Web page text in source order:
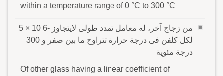
within a temperature range of 0 °C to 300 °C
من زجاج آخر، له معامل تمدد طولى لايتجاوز -6 10 × 5
لكل كلفن فى درجة حرارة تتراوح ما بين صفر و 300
درجة مئوية
Of other glass having a linear coefficient of